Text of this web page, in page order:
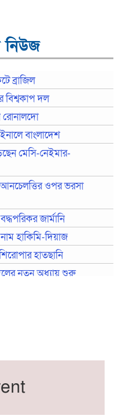
নিউজ
ব্রাজিল
বিশ্বকাপ দল
রোনালদো
বাংলাদেশ
মেসি-নেইমার-
ওপর ভরসা
জার্মানি
হাকিমি-দিয়াজ
হাতছানি
নতুন অধ্যায় শুরু
চয়েজসহ ফুটবলার হামজা